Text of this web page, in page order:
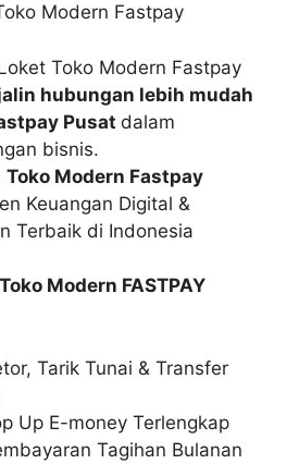
Modern Fastpay
Toko Modern Fastpay
hubungan lebih mudah
Pusat dalam
bisnis.
Toko Modern Fastpay
Keuangan Digital &
Terbaik di Indonesia
Modern FASTPAY
Tarik Tunai & Transfer
Up E-money Terlengkap
Tagihan Bulanan